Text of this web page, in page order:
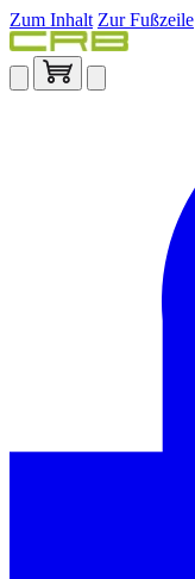
Zum Inhalt Zur Fußzeile